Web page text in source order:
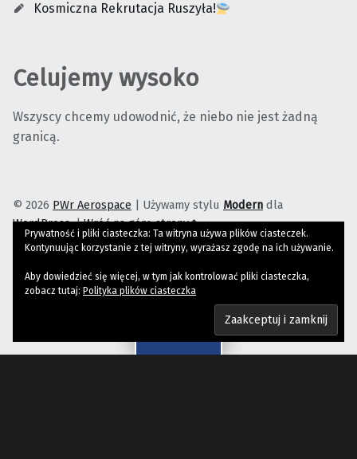
Kosmiczna Rekrutacja Ruszyła!
Celujemy wysoko
Wszyscy chcemy udowodnić, że niebo nie jest żadną
granicą.
© 2026 PWr Aerospace Używamy stylu Modern dla
WordPress.|Wróć na górę strony↑
PWr Aerospace on Facebook
PWr Aerospace on Instagram
PWr Aerospace on YouTubeWróć na górę strony↑
Prywatność i pliki ciasteczka: Ta witryna używa plików ciasteczek.
Kontynuując korzystanie z tej witryny, wyrażasz zgodę na ich używanie.
Aby dowiedzieć się więcej, w tym jak kontrolować pliki ciasteczka,
zobacz tutaj: Polityka plików ciasteczka